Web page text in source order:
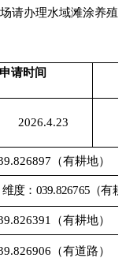
请办理水域滩涂养殖
申请时间
2026.4.23
（有耕地）
维度： 039.826765（有
（有耕地）
（有道路）